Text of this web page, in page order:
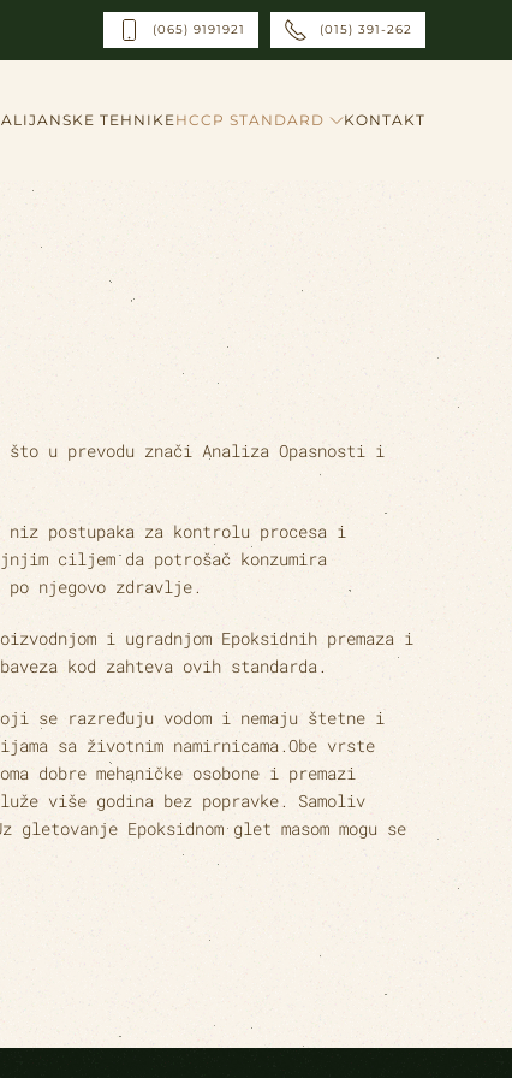
(065) 9191921 (015) 391-262
TEHNIKEHCCP STANDARD KONTAKT
što u prevodu znači Analiza Opasnosti i
postupaka za kontrolu procesa i
ciljem da potrošač konzumira
njegovo zdravlje.
i ugradnjom Epoksidnih premaza i
kod zahteva ovih standarda.
se razređuju vodom i nemaju štetne i
sa životnim namirnicama.Obe vrste
dobre mehaničke osobone i premazi
više godina bez popravke. Samoliv
Epoksidnom glet masom mogu se